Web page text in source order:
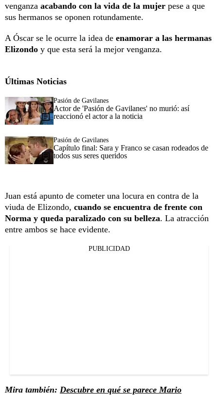
venganza acabando con la vida de la mujer pese a que
sus hermanos se oponen rotundamente.
A Óscar se le ocurre la idea de enamorar a las hermanas
Elizondo y que esta será la mejor venganza.
Últimas Noticias
Pasión de Gavilanes
Actor de 'Pasión de Gavilanes' no murió: así
reaccionó el actor a la noticia
Pasión de Gavilanes
Capítulo final: Sara y Franco se casan rodeados de
todos sus seres queridos
Juan está apunto de cometer una locura en contra de la
viuda de Elizondo, cuando se encuentra de frente con
Norma y queda paralizado con su belleza. La atracción
entre ambos se hace evidente.
PUBLICIDAD
Mira también: Descubre en qué se parece Mario